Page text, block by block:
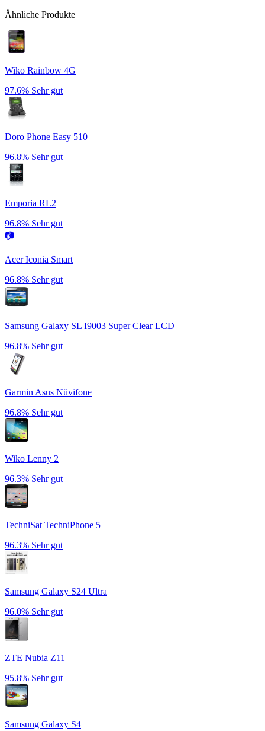
Ähnliche Produkte
Wiko Rainbow 4G
97.6% Sehr gut
Doro Phone Easy 510
96.8% Sehr gut
Emporia RL2
96.8% Sehr gut
📷
Acer Iconia Smart
96.8% Sehr gut
Samsung Galaxy SL I9003 Super Clear LCD
96.8% Sehr gut
Garmin Asus Nüvifone
96.8% Sehr gut
Wiko Lenny 2
96.3% Sehr gut
TechniSat TechniPhone 5
96.3% Sehr gut
Samsung Galaxy S24 Ultra
96.0% Sehr gut
ZTE Nubia Z11
95.8% Sehr gut
Samsung Galaxy S4